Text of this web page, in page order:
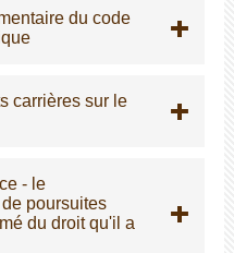
du code
carrières sur le
- le
poursuites
du droit qu'il a